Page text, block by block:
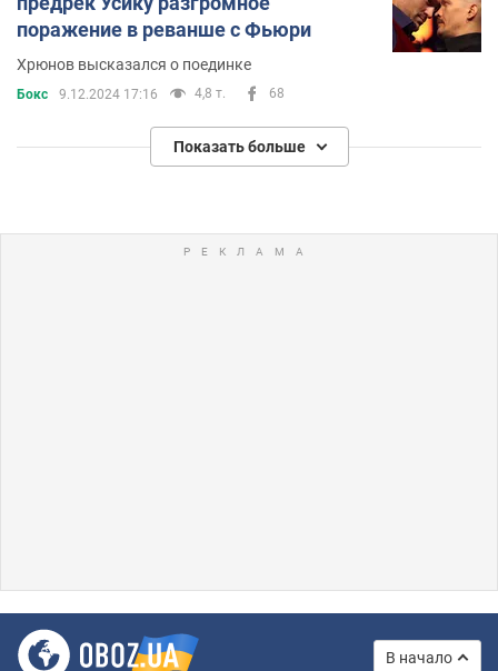
поражение в реванше с Фьюри
Хрюнов высказался о поединке
Бокс 9.12.2024 17:16 4,8 т. 68
Показать больше
В начало